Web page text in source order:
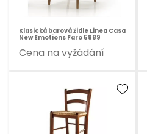
Klasická barová židle Linea Casa
New Emotions Faro 5889
Cena na vyžádání